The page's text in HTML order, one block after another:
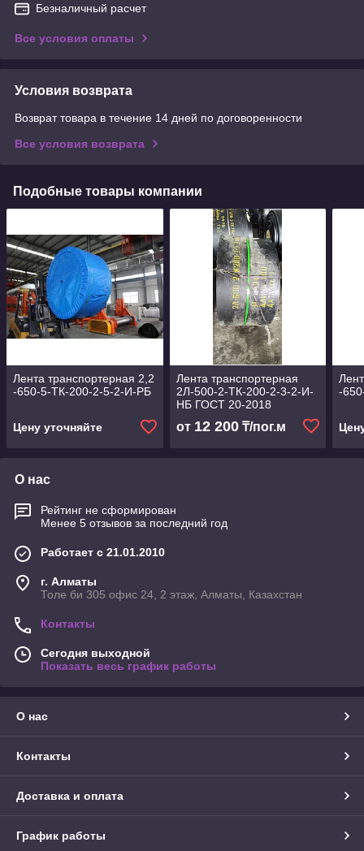
Безналичный расчет
Все условия оплаты
Условия возврата
Возврат товара в течение 14 дней по договоренности
Все условия возврата
Подобные товары компании
Лента транспортерная 2,2
-650-5-ТК-200-2-5-2-И-РБ
Цену уточняйте
Лента транспортерная
2Л-500-2-ТК-200-2-3-2-И-
НБ ГОСТ 20-2018
от 12 200₸/пог.м
-
О нас
Рейтинг не сформирован
Менее 5 отзывов за последний год
Работает с 21.01.2010
г. Алматы
Толе би 305 офис 24, 2 этаж, Алматы, Казахстан
Контакты
Сегодня выходной
Показать весь график работы
О нас
Контакты
Доставка и оплата
График работы